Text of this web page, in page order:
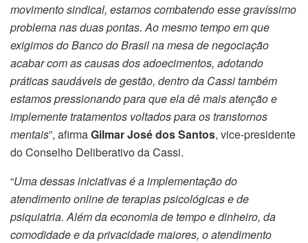
movimento sindical, estamos combatendo esse gravíssimo
problema nas duas pontas. Ao mesmo tempo em que
exigimos do Banco do Brasil na mesa de negociação
acabar com as causas dos adoecimentos, adotando
práticas saudáveis de gestão, dentro da Cassi também
estamos pressionando para que ela dê mais atenção e
implemente tratamentos voltados para os transtornos
mentais”, afirmaGilmar José dos Santos, vice-presidente
do Conselho Deliberativo da Cassi.
“Uma dessas iniciativas é a implementação do
atendimento online de terapias psicológicas e de
psiquiatria. Além da economia de tempo e dinheiro, da
comodidade e da privacidade maiores, o atendimento